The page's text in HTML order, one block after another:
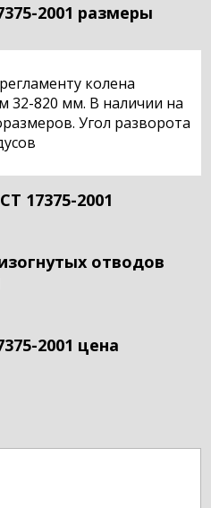
2001 размеры
колена
32-820 мм. В наличии на
Угол разворота
17375-2001
отводов
2001 цена